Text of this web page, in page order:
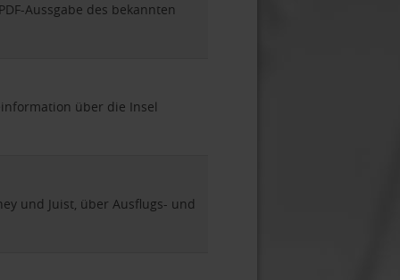
Aussgabe des bekannten
über die Insel
und Juist, über Ausflugs- und